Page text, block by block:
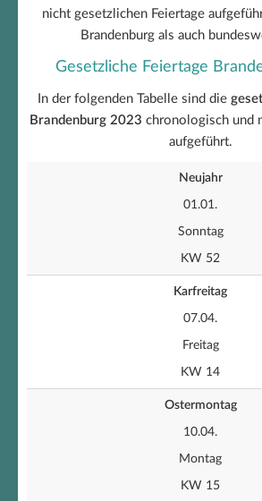
Brückentage 2023
Kalender 2023 zum Ausdrucken
EXCEL-Kalender 2023
nicht gesetzlichen Feiertage
Brandenburg als auch
Gesetzliche Feiertage
In der folgenden Tabelle sind die
Brandenburg 2023 chronologisch und
aufgeführt.
Neujahr
01.01.
Sonntag
KW 52
Karfreitag
07.04.
Freitag
KW 14
Ostermontag
10.04.
Montag
KW 15